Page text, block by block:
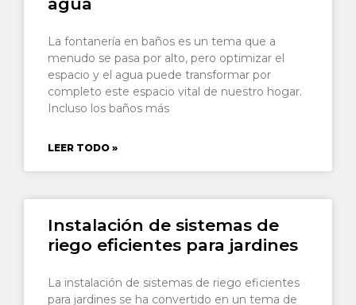
La fontanería en baños es un tema que a
menudo se pasa por alto, pero optimizar el
espacio y el agua puede transformar por
completo este espacio vital de nuestro hogar.
Incluso los baños más
LEER TODO »
Instalación de sistemas de
riego eficientes para jardines
La instalación de sistemas de riego eficientes
para jardines se ha convertido en un tema de